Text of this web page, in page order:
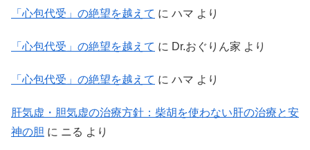
「心包代受」の絶望を越えて に ハマ より
「心包代受」の絶望を越えて に Dr.おぐりん家 より
「心包代受」の絶望を越えて に ハマ より
肝気虚・胆気虚の治療方針：柴胡を使わない肝の治療と安
神の胆 に ニる より